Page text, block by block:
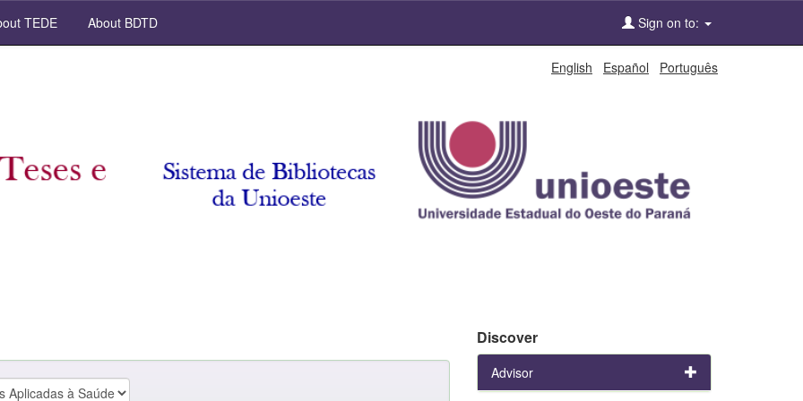
TEDE About BDTD Sign on to:
English Español Português
Discover
Advisor